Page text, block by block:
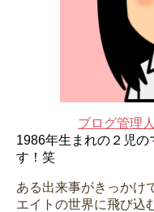
ブログ管理
1986年生まれの２児の
す！笑
ある出来事がきっかけ
エイトの世界に飛び込